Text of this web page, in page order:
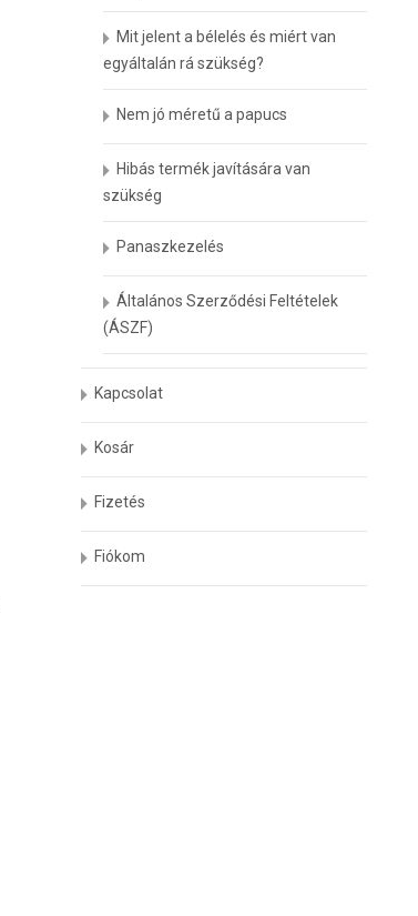
Mit jelent a bélelés és miért van
egyáltalán rá szükség?
Nem jó méretű a papucs
Hibás termék javítására van
szükség
Panaszkezelés
Általános Szerződési Feltételek
(ÁSZF)
Kapcsolat
Kosár
Fizetés
Fiókom